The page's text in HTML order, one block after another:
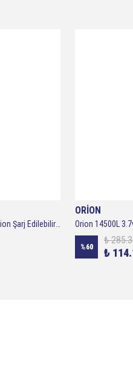
Orion 14500 3.7v 900 Mah AA Li-ion Şarj Edilebilir Kalem Pil
ORİON
%60
₺
₺